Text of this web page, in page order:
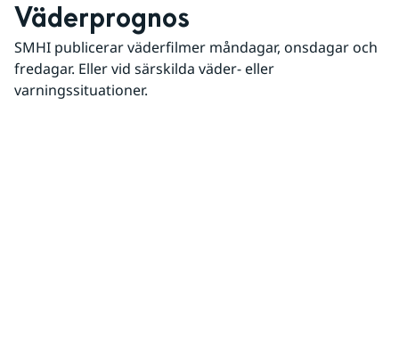
Väderprognos
SMHI publicerar väderfilmer måndagar, onsdagar och
fredagar. Eller vid särskilda väder- eller
varningssituationer.